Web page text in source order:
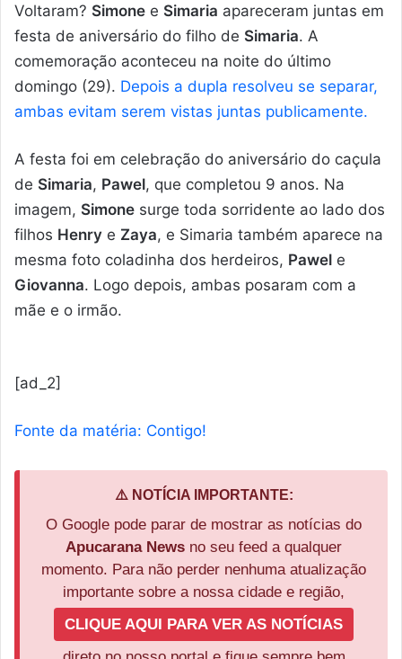
Voltaram? Simone e Simaria apareceram juntas em
festa de aniversário do filho de Simaria. A
comemoração aconteceu na noite do último
domingo (29). Depois a dupla resolveu se separar,
ambas evitam serem vistas juntas publicamente.
A festa foi em celebração do aniversário do caçula
de Simaria, Pawel, que completou 9 anos. Na
imagem, Simone surge toda sorridente ao lado dos
filhos Henry e Zaya, e Simaria também aparece na
mesma foto coladinha dos herdeiros, Pawel e
Giovanna. Logo depois, ambas posaram com a
mãe e o irmão.
[ad_2]
Fonte da matéria: Contigo!
⚠️ NOTÍCIA IMPORTANTE:
O Google pode parar de mostrar as notícias do
Apucarana News no seu feed a qualquer
momento. Para não perder nenhuma atualização
importante sobre a nossa cidade e região,
CLIQUE AQUI PARA VER AS NOTÍCIAS